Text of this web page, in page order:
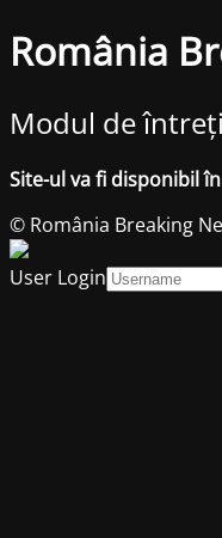
România
Modul de
Site-ul va fi disponibil
© România Breaking
User Login